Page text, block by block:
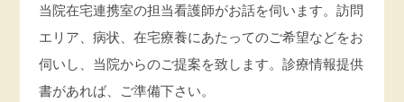
当院在宅連携室の担当看護師がお話を伺います。訪問
エリア、病状、在宅療養にあたってのご希望などをお
伺いし、当院からのご提案を致します。診療情報提供
書があれば、ご準備下さい。